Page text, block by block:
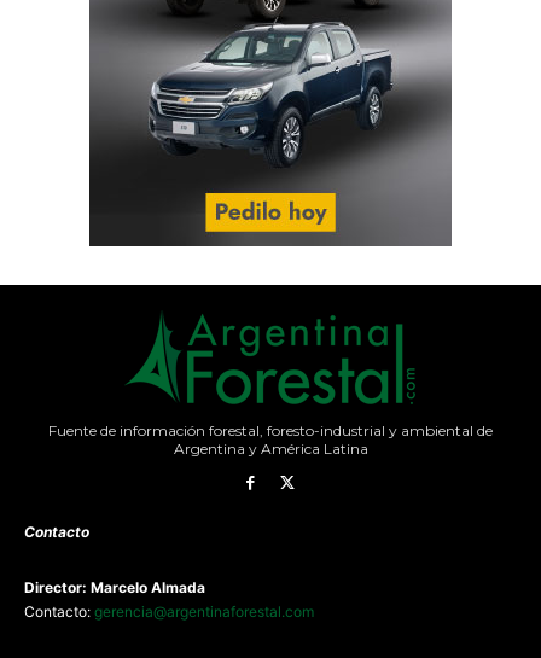
Fuente de información forestal, foresto-industrial y ambiental de
Argentina y América Latina
Contacto
Director: Marcelo Almada
Contacto: gerencia@argentinaforestal.com